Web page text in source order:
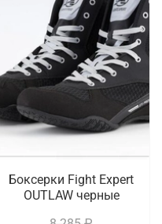
Боксерки Fight Expert
OUTLAW черные